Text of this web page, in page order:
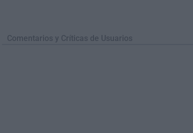
Comentarios y Críticas de Usuarios